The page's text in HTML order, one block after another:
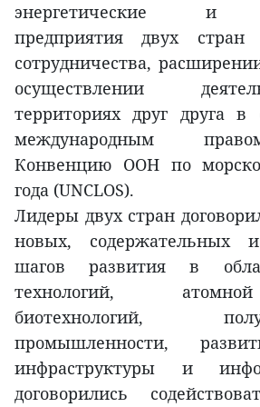
энергетические и
предприятия двух
сотрудничества,
осуществлении
территориях друг друга в
международным
Конвенцию ООН по
года (UNCLOS).
Лидеры двух стран
новых, содержательных
шагов развития в
технологий,
биотехнологий,
промышленности,
инфраструктуры и
договорились